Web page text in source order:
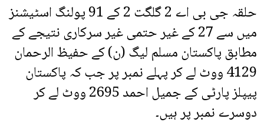
حلقہ جی بی اے 2 گلگت 2 کے 91 پولنگ اسٹیشنز
میں سے 27 کے غیر حتمی غیر سرکاری نتیجے کے
مطابق پاکستان مسلم لیگ (ن) کے حفیظ الرحمان
4129 ووٹ لے کر پہلے نمبر پر جب کہ پاکستان
پیپلز پارٹی کے جمیل احمد 2695 ووٹ لے کر
دوسرے نمبر پر ہیں۔